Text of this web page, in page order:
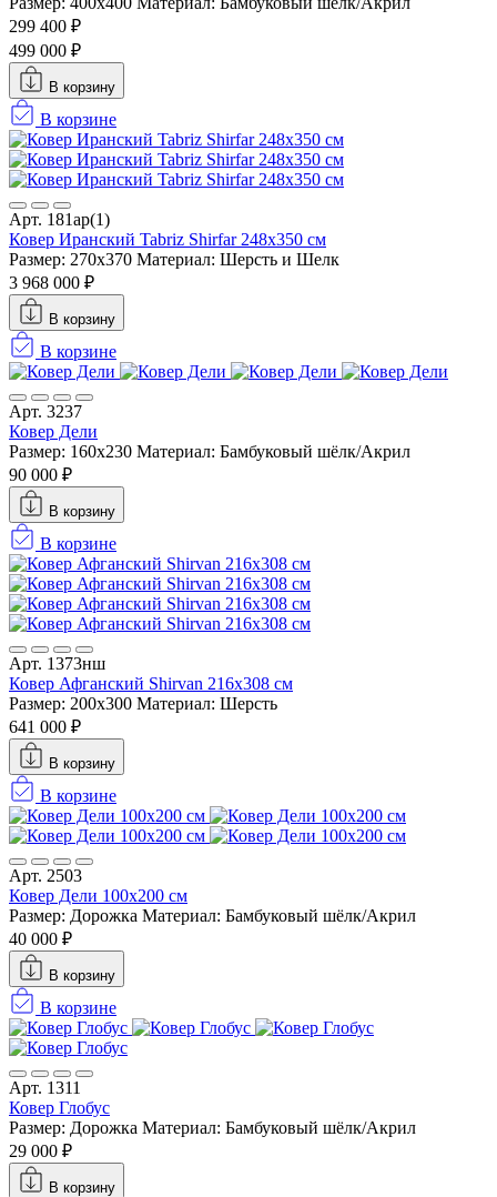
299 400 ₽
499 000 ₽
В корзину
В корзине
Арт. 181ар(1)
Ковер Иранский Tabriz Shirfar 248x350 см
Размер: 270x370 Материал: Шерсть и Шелк
3 968 000 ₽
В корзину
В корзине
Арт. 3237
Ковер Дели
Размер: 160х230 Материал: Бамбуковый шёлк/Акрил
90 000 ₽
В корзину
В корзине
Арт. 1373нш
Ковер Афганский Shirvan 216x308 см
Размер: 200x300 Материал: Шерсть
641 000 ₽
В корзину
В корзине
Арт. 2503
Ковер Дели 100х200 см
Размер: Дорожка Материал: Бамбуковый шёлк/Акрил
40 000 ₽
В корзину
В корзине
Арт. 1311
Ковер Глобус
Размер: Дорожка Материал: Бамбуковый шёлк/Акрил
29 000 ₽
В корзину